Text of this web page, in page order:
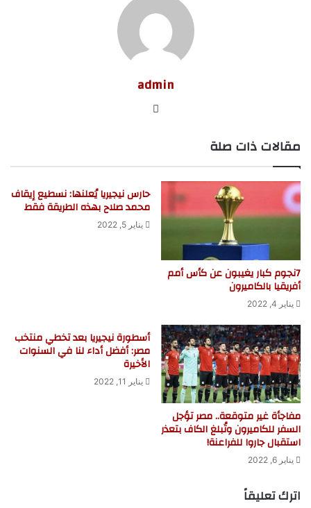
admin
مقالات ذات صلة
7نجوم كبار يغيبون عن كأس أمم
أفريقيا بالكاميرون
يناير 4, 2022
حارس نيجيريا يُعلنها: نسطيع إيقاف
محمد صلاح بهذه الطريقة فقط
يناير 5, 2022
مفاجأة غير متوقعة.. مصر تؤجل
السفر للكاميرون وتُبلغ الكاف بتعذر
استقبال جاروا للفراعنة!
يناير 6, 2022
أسطورة نيجيريا بعد تخطي منتخب
مصر: أفضل أداء لنا في السنوات
الأخيرة
يناير 11, 2022
اترك تعليقاً